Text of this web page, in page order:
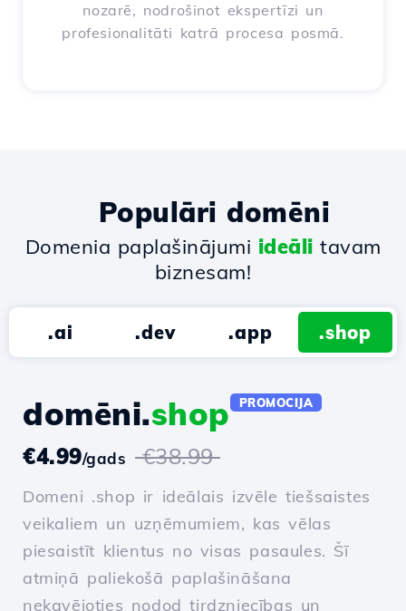
nozarē, nodrošinot ekspertīzi un
profesionalitāti katrā procesa posmā.
Populāri domēni
Domenia paplašinājumi ideāli tavam
biznesam!
.ai .dev .app .shop
domēni.shop PROMOCIJA
€4.99/gads €38.99
Domeni .shop ir ideālais izvēle tiešsaistes
veikaliem un uzņēmumiem, kas vēlas
piesaistīt klientus no visas pasaules. Šī
atmiņā paliekošā paplašināšana
nekavējoties nodod tirdzniecības un